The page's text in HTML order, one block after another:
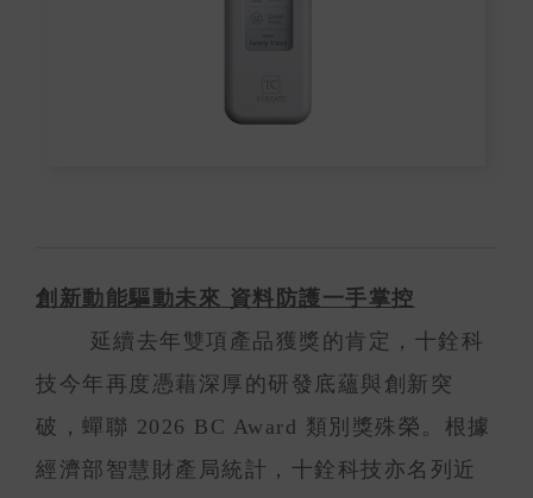
創新動能驅動未來 資料防護一手掌控
延續去年雙項產品獲獎的肯定，十銓科
技今年再度憑藉深厚的研發底蘊與創新突
破，蟬聯 2026 BC Award 類別獎殊榮。根據
經濟部智慧財產局統計，十銓科技亦名列近